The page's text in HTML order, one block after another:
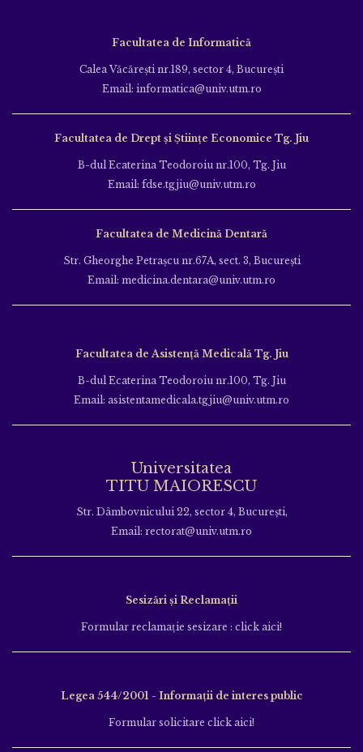
Facultatea de Informatică
Calea Văcăreşti nr.189, sector 4, Bucureşti
Email: informatica@univ.utm.ro
Facultatea de Drept și Științe Economice Tg. Jiu
B-dul Ecaterina Teodoroiu nr.100, Tg. Jiu
Email: fdse.tgjiu@univ.utm.ro
Facultatea de Medicină Dentară
Str. Gheorghe Petraşcu nr.67A, sect. 3, Bucureşti
Email: medicina.dentara@univ.utm.ro
Facultatea de Asistență Medicală Tg. Jiu
B-dul Ecaterina Teodoroiu nr.100, Tg. Jiu
Email: asistentamedicala.tgjiu@univ.utm.ro
Universitatea
TITU MAIORESCU
Str. Dâmbovnicului 22, sector 4, București,
Email: rectorat@univ.utm.ro
Sesizări și Reclamații
Formular reclamație sesizare : click aici!
Legea 544/2001 - Informații de interes public
Formular solicitare click aici!